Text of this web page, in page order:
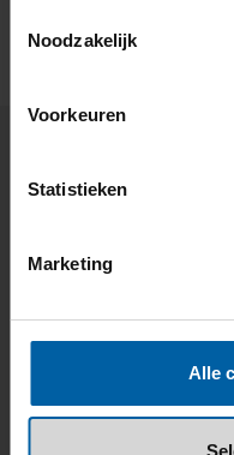
Noodzakelijk
Voorkeuren
Statistieken
Marketing
Alle
Wanneer kun